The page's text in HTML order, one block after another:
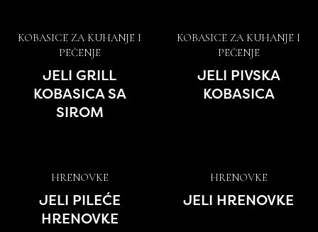
KOBASICE ZA KUHANJE I
PEČENJE
JELI GRILL
KOBASICA SA
SIROM
KOBASICE ZA KUHANJE I
PEČENJE
JELI PIVSKA
KOBASICA
HRENOVKE
JELI PILEĆE
HRENOVKE
HRENOVKE
JELI HRENOVKE